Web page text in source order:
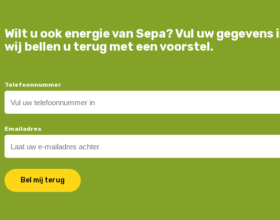
Wilt u ook energie van Sepa? Vul uw gegevens
wij bellen u terug met een voorstel.
Telefoonnummer
Emailadres